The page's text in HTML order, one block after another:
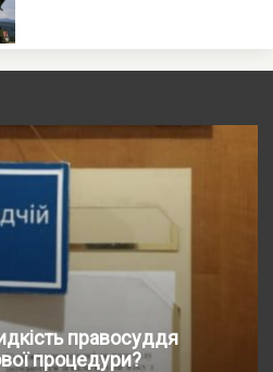
правосуддя
процедури?